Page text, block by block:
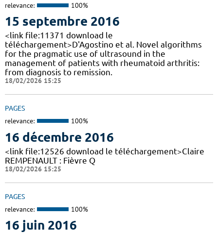
relevance: 100%
15 septembre 2016
<link file:11371 download le
téléchargement>D'Agostino et al. Novel algorithms
for the pragmatic use of ultrasound in the
management of patients with rheumatoid arthritis:
from diagnosis to remission.
18/02/2026 15:25
PAGES
relevance: 100%
16 décembre 2016
<link file:12526 download le téléchargement>Claire
REMPENAULT : Fièvre Q
18/02/2026 15:25
PAGES
relevance: 100%
16 juin 2016